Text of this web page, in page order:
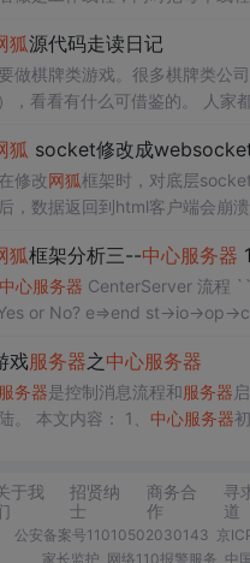
狐源代码走读日记
做棋牌类游戏。很多棋牌类公
，看看有什么可借鉴的。 人家
清晰的。服务器端主要包
狐 socket修改成
修改网狐框架时，对底层
，数据返回到html客户端会崩
现当只启动登
狐框架分析三--中心服务器
中心服务器 CenterServer 流程 ```flow st=>start: Start io=>inputoutput: verification op=>operation: Your Operation cond=>condit
ion: Yes or No?
戏服务器之 中心服务器
务器是控制消息流程和服务器
重登陆。 本文内容： 1、 中心服务器
于我
招贤纳
士
商务合
作
寻
道
公安备案号11010502030143 京
家长监护 网络110报警服务 中